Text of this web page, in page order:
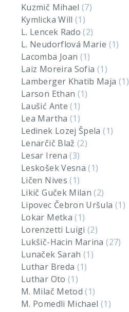
Kuzmič Mihael(7)
Kymlicka Will(1)
L. Lencek Rado(2)
L. Neudorflová Marie (1)
Lacomba Joan (1)
Laiz Moreira Sofia (1)
Lamberger Khatib Maja (1)
Larson Ethan (1)
Laušić Ante(1)
Lea Martha (1)
Ledinek Lozej Špela(1)
Lenarčič Blaž(2)
Lesar Irena(3)
Leskošek Vesna(1)
Ličen Nives(1)
Likič Guček Milan(2)
Lipovec Čebron Uršula (1)
Lokar Metka(1)
Lorenzetti Luigi(2)
Lukšič-Hacin Marina(27)
Lunaček Sarah(1)
Luthar Breda (1)
Luthar Oto (1)
M. Milač Metod(1)
M. Pomedli Michael (1)